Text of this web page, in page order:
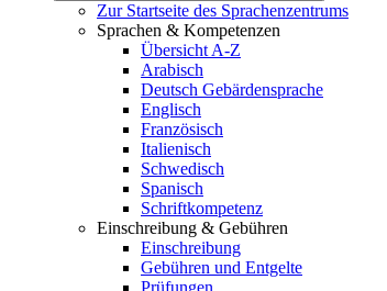
Zur Startseite des Sprachenzentrums
Sprachen & Kompetenzen
Übersicht A-Z
Arabisch
Deutsch Gebärdensprache
Englisch
Französisch
Italienisch
Schwedisch
Spanisch
Schriftkompetenz
Einschreibung & Gebühren
Einschreibung
Gebühren und Entgelte
Prüfungen